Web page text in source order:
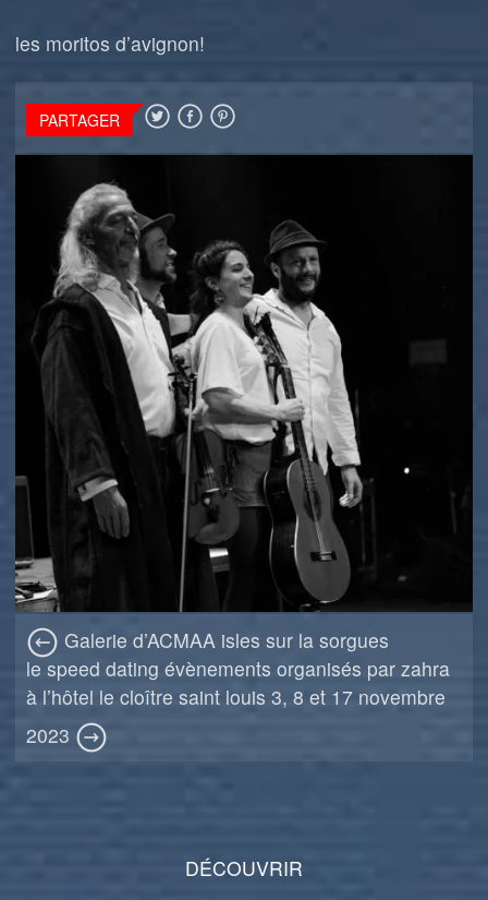
les moritos d’avignon!
PARTAGER
Galerie d’ACMAA isles sur la sorgues
le speed dating évènements organisés par zahra
à l’hôtel le cloître saint louis 3, 8 et 17 novembre
2023
DÉCOUVRIR